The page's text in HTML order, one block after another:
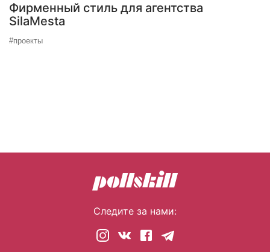
Фирменный стиль для агентства
SilaMesta
#проекты
Следите за нами: